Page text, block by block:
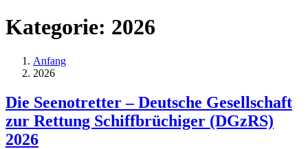
Kategorie: 2026
Anfang
2026
Die Seenotretter – Deutsche Gesellschaft
zur Rettung Schiffbrüchiger (DGzRS)
2026